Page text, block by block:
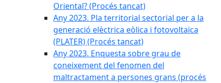
Oriental? (Procés tancat)
Any 2023. Pla territorial sectorial per a la
generació elèctrica eòlica i fotovoltaica
(PLATER) (Procés tancat)
Any 2023. Enquesta sobre grau de
coneixement del fenomen del
maltractament a persones grans (procés